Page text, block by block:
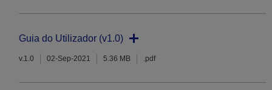
Guia do Utilizador (v1.0)
v.1.0 02-Sep-2021 5.36 MB .pdf